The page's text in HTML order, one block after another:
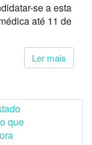
se a esta
até 11 de
Ler mais